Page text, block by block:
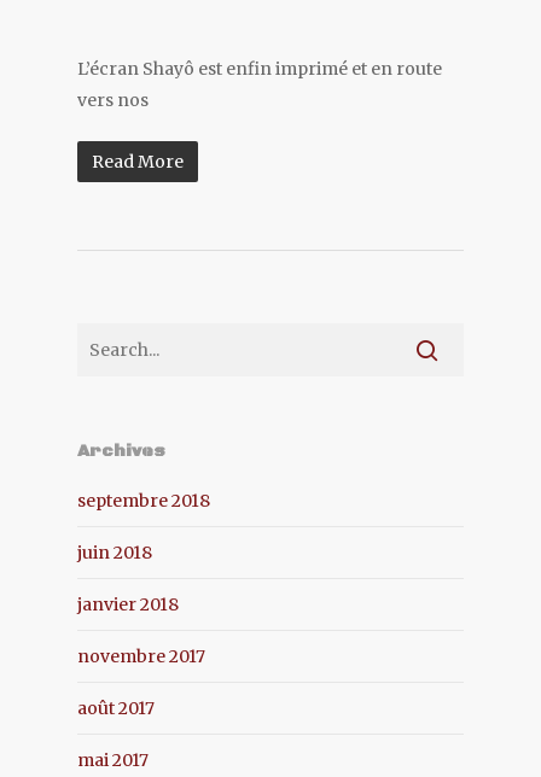
L’écran Shayô est enfin imprimé et en route
vers nos
Read More
Archives
septembre 2018
juin 2018
janvier 2018
novembre 2017
août 2017
mai 2017